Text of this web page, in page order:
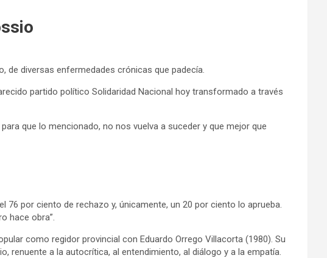
de diversas enfermedades crónicas que padecía.
partido político Solidaridad Nacional hoy transformado a través
que lo mencionado, no nos vuelva a suceder y que mejor que
por ciento de rechazo y, únicamente, un 20 por ciento lo aprueba.
hace obra”.
como regidor provincial con Eduardo Orrego Villacorta (1980). Su
renuente a la autocrítica, al entendimiento, al diálogo y a la empatía.